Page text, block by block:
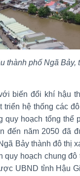
thành phố Ngã Bảy,
biến đổi khí hậu
hệ thống các
hoạch tổng thể
đến năm 2050 đã
Bảy thành đô thị
hoạch chung đô
UBND tỉnh Hậu